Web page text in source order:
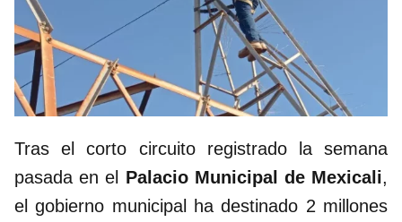
Tras el corto circuito registrado la semana
pasada en el Palacio Municipal de Mexicali,
el gobierno municipal ha destinado 2 millones